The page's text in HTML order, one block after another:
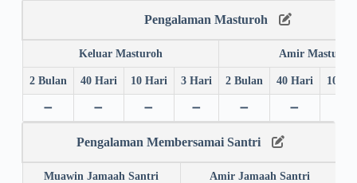
Pengalaman Masturoh
Keluar Masturoh Amir Masturoh
2 Bulan 40 Hari 10 Hari 3 Hari 2 Bulan 40 Hari 10
➖ ➖ ➖ ➖ ➖ ➖
Pengalaman Membersamai Santri
Muawin Jamaah Santri Amir Jamaah Santri